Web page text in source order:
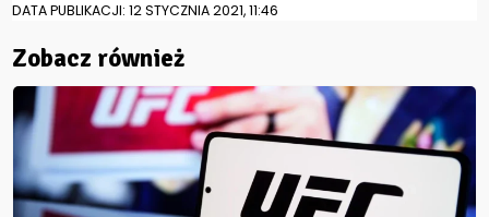
DATA PUBLIKACJI: 12 STYCZNIA 2021, 11:46
Zobacz również